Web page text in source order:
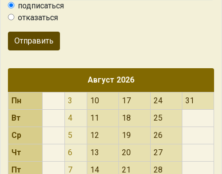
подписаться
отказаться
Отправить
Август 2026
Пн 3 10 17 24
31
Вт
4 11 18
25
Ср
5 12 19
26
Чт
6 13 20
27
Пт
7 14 21 28